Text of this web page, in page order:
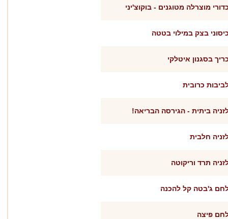
מוצרלה מטוגנים - בוקוצ'יני
בצק במילוי בטטה
בסגנון איטלקי
כרובית
ביתית - הגירסה הבריאה!
חלבית
תרד וריקוטה
ג'בטה קל להכנה
פיצה